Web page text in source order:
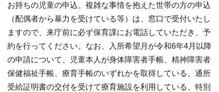
お持ちの児童の申込、複雑な事情を抱えた世帯の方の申込
（配偶者から暴力を受けている等）は、窓口で受付いたし
ますので、来庁前に必ず保育課にお電話していただき、予
約を行ってください。なお、入所希望月が令和6年4月以降
の申請について、児童本人が身体障害者手帳、精神障害者
保健福祉手帳、療育手帳のいずれかを取得している、通所
受給証明書の交付を受けて療育施設を利用している、特別